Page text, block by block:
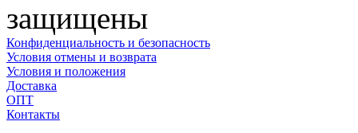
защищены
Конфиденциальность и безопасность
Условия отмены и возврата
Условия и положения
Доставка
ОПТ
Контакты